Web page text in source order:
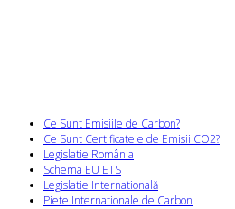
Ce Sunt Emisiile de Carbon?
Ce Sunt Certificatele de Emisii CO2?
Legislatie România
Schema EU ETS
Legislatie Internatională
Piete Internationale de Carbon